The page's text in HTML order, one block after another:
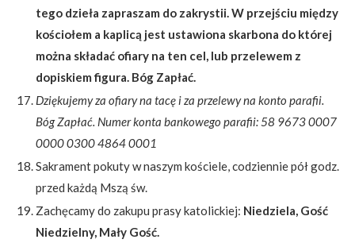
tego dzieła zapraszam do zakrystii. W przejściu między
kościołem a kaplicą jest ustawiona skarbona do której
można składać ofiary na ten cel, lub przelewem z
dopiskiem figura. Bóg Zapłać.
Dziękujemy za ofiary na tacę i za przelewy na konto parafii.
Bóg Zapłać. Numer konta bankowego parafii: 58 9673 0007
0000 0300 4864 0001
Sakrament pokuty w naszym kościele, codziennie pół godz.
przed każdą Mszą św.
Zachęcamy do zakupu prasy katolickiej: Niedziela, Gość
Niedzielny, Mały Gość.